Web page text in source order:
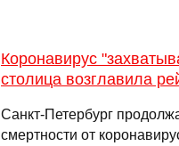
Коронавирус
столица возглавила
Санкт-Петербург
смертности от